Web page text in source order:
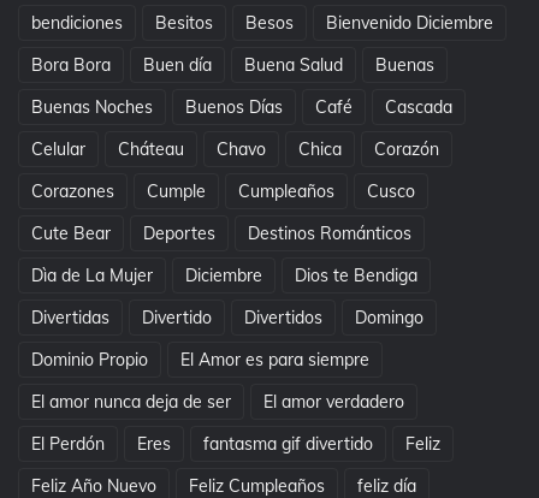
bendiciones Besitos Besos
Bienvenido Diciembre
Bora Bora
Buen día Buena Salud
Buenas
Buenas Noches
Buenos Días Café
Cascada
Celular
Cháteau Chavo Chica
Corazón
Corazones
Cumple Cumpleaños
Cusco
Cute Bear
Deportes
Destinos Románticos
Dìa de La Mujer
Diciembre
Dios te Bendiga
Divertidas
Divertido Divertidos
Domingo
Dominio Propio
El Amor es para siempre
El amor nunca deja de ser
El amor verdadero
El Perdón
Eres fantasma gif divertido
Feliz
Feliz Año Nuevo
Feliz Cumpleaños
feliz día